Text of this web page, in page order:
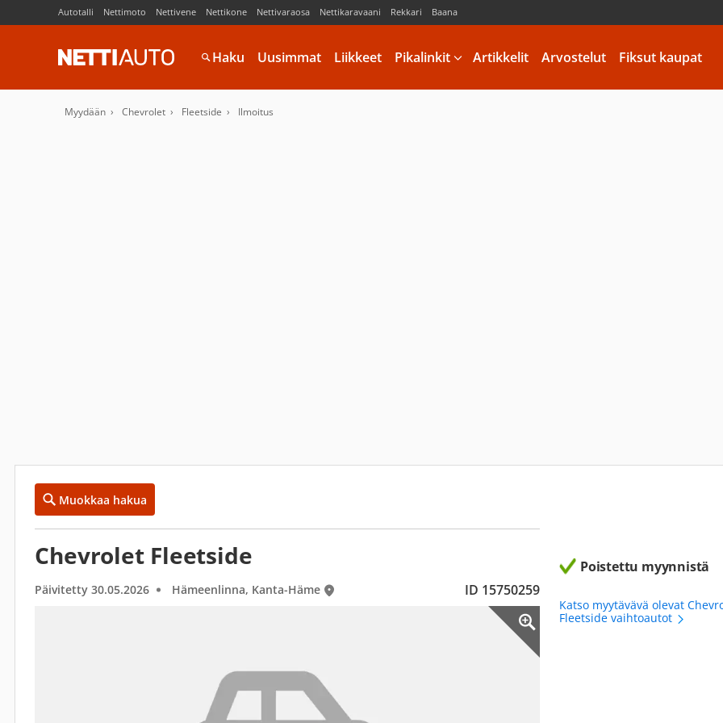
Autotalli Nettimoto Nettivene Nettikone Nettivaraosa Nettikaravaani Rekkari Baana
Haku Uusimmat Liikkeet Pikalinkit Artikkelit Arvostelut Fiksut kaupat
Myydään Chevrolet Fleetside Ilmoitus
Muokkaa hakua
Chevrolet Fleetside
Päivitetty 30.05.2026 Hämeenlinna, Kanta-Häme ID 15750259
Poistettu myynnistä
Katso myytävävä olevat
Fleetside vaihtoautot